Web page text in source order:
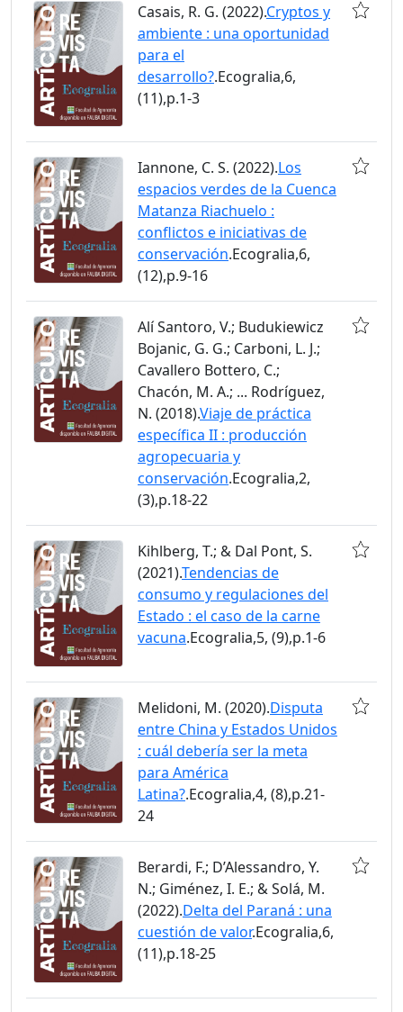
Casais, R. G. (2022).Cryptos y
ambiente : una oportunidad
para el
desarrollo?.Ecogralia,6,
(11),p.1-3
Iannone, C. S. (2022).Los
espacios verdes de la Cuenca
Matanza Riachuelo :
conflictos e iniciativas de
conservación.Ecogralia,6,
(12),p.9-16
Alí Santoro, V.; Budukiewicz
Bojanic, G. G.; Carboni, L. J.;
Cavallero Bottero, C.;
Chacón, M. A.; ... Rodríguez,
N. (2018).Viaje de práctica
específica II : producción
agropecuaria y
conservación.Ecogralia,2,
(3),p.18-22
Kihlberg, T.; & Dal Pont, S.
(2021).Tendencias de
consumo y regulaciones del
Estado : el caso de la carne
vacuna.Ecogralia,5, (9),p.1-6
Melidoni, M. (2020).Disputa
entre China y Estados Unidos
: cuál debería ser la meta
para América
Latina?.Ecogralia,4, (8),p.21-
24
Berardi, F.; D’Alessandro, Y.
N.; Giménez, I. E.; & Solá, M.
(2022).Delta del Paraná : una
cuestión de valor.Ecogralia,6,
(11),p.18-25